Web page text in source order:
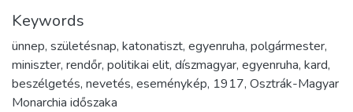
Keywords
ünnep, születésnap, katonatiszt, egyenruha, polgármester,
miniszter, rendőr, politikai elit, díszmagyar, egyenruha, kard,
beszélgetés, nevetés, eseménykép, 1917, Osztrák-Magyar
Monarchia időszaka